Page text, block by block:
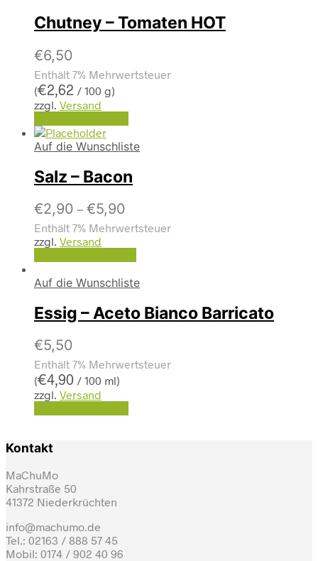
Chutney – Tomaten HOT
€6,50
Enthält 7% Mehrwertsteuer
(€2,62 / 100 g)
zzgl. Versand
Auf die Wunschliste
Salz – Bacon
€2,90 – €5,90
Enthält 7% Mehrwertsteuer
zzgl. Versand
Auf die Wunschliste
Essig – Aceto Bianco Barricato
€5,50
Enthält 7% Mehrwertsteuer
(€4,90 / 100 ml)
zzgl. Versand
Kontakt
MaChuMo
Kahrstraße 50
41372 Niederkrüchten
info@machumo.de
Tel.: 02163 / 888 57 45
Mobil: 0174 / 902 40 96